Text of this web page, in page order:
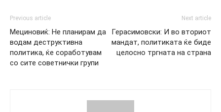
Previous article
Мециновиќ: Не планирам да
водам деструктивна
политика, ќе соработувам
со сите советнички групи
Next article
Герасимовски: И во вториот
мандат, политиката ќе биде
целосно тргната на страна